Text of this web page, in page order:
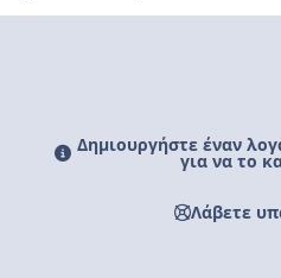
Δημιουργήστε έναν
για να το
Λάβετε